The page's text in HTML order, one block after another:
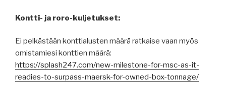
Kontti- ja roro-kuljetukset:
Ei pelkästään konttialusten määrä ratkaise vaan myös
omistamiesi konttien määrä:
https://splash247.com/new-milestone-for-msc-as-it-
readies-to-surpass-maersk-for-owned-box-tonnage/